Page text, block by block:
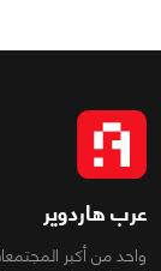
عرب هاردوير
واحد من أكبر